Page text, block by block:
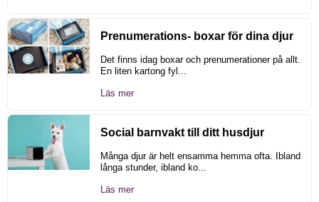
Prenumerations- boxar för dina djur
Det finns idag boxar och prenumerationer på allt.
En liten kartong fyl...
Läs mer
Social barnvakt till ditt husdjur
Många djur är helt ensamma hemma ofta. Ibland
långa stunder, ibland ko...
Läs mer